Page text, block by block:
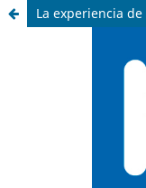
La experiencia